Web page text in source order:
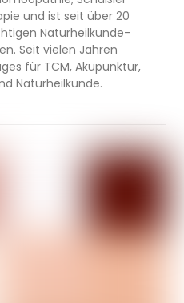
und ist seit über 20
Naturheilkunde-
Seit vielen Jahren
für TCM, Akupunktur,
Naturheilkunde.